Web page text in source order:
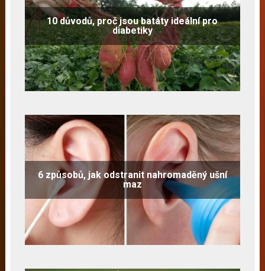
10 důvodů, proč jsou batáty ideální pro
diabetiky
6 způsobů, jak odstranit nahromaděný ušní
maz